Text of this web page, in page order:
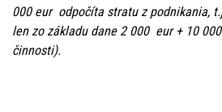
000 eur odpočíta stratu z podnikania,
len zo základu dane 2 000 eur + 10
činnosti).